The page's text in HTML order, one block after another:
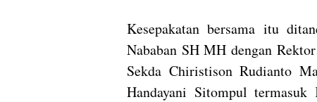
Kesepakatan bersama itu
Nababan SH MH dengan
Sekda Chiristison Rudianto
Handayani Sitompul